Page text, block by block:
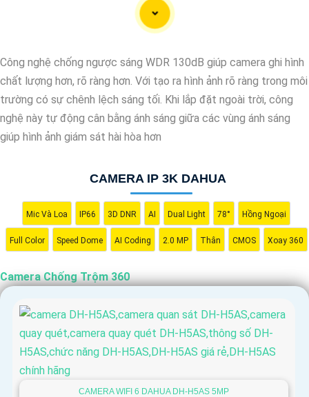
đình mà còn phù hợp cho văn phòng, cửa hàng với chi phí tiết
kiệm, đẳng cấp an ninh mà không tốn kém.
Công nghệ chống ngược sáng WDR 130dB giúp camera ghi hình
chất lượng hơn, rõ ràng hơn. Với tạo ra hình ảnh rõ ràng trong môi
trường có sự chênh lệch sáng tối. Khi lắp đặt ngoài trời, công
nghệ này tự động cân bằng ánh sáng giữa các vùng ánh sáng
giúp hình ảnh giám sát hài hòa hơn
CAMERA IP 3K DAHUA
Mic Và Loa IP66 3D DNR AI Dual Light 78° Hồng Ngoại
Full Color Speed Dome AI Coding 2.0 MP Thân CMOS Xoay 360
Camera Chống Trộm 360
CAMERA WIFI 6 DAHUA DH-H5AS 5MP